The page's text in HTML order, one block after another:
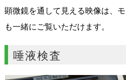
顕微鏡を通して見える映像は、
も一緒にご覧いただけます。
唾液検査